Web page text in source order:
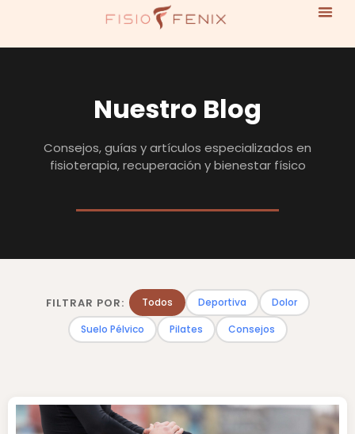
Nuestro Blog
Consejos, guías y artículos especializados en
fisioterapia, recuperación y bienestar físico
FILTRAR POR: Todos Deportiva
Dolor
Suelo Pélvico
Pilates Consejos